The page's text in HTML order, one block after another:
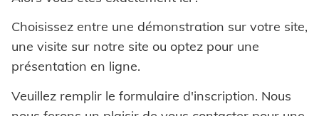
Ecrou à sertir
Goujons a sertir en aveugle
Powertrain Fasteners
TRAITEMENT
Outillage de pose oléopneumatique
Outillage de pose manuel
SYSTÈMES
Haute résistance - le système
Fixation à sertir auto-perçante
à l'aperçu
Honsel Umformtechnik
Honsel Distribution
Honsel Fasteners Wuxi, Chine
GROUPE HONSEL
à l'aperçu
Histoire
Lignes directrices
HONSEL THÈMES
Monde de l'outil
Commerce spécialisé
FABRICATION
Développement
Construction d'outillage
SUPPLY CHAIN
Logistique
SERVICE
SUPPORT
TELECHARGEMENTS
Choisissez entre une démonstration sur votre site,
une visite sur notre site ou optez pour une
présentation en ligne.
Veuillez remplir le formulaire d'inscription. Nous